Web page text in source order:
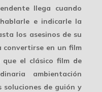
llega cuando
e indicarle la
los asesinos de su
convertirse en un film
el clásico film de
ambientación
de guión y